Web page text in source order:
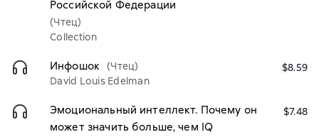
Российской Федерации
(Чтец)
Collection
Инфошок (Чтец)
David Louis Edelman
$8.59
Эмоциональный интеллект. Почему он
может значить больше, чем IQ
$7.48